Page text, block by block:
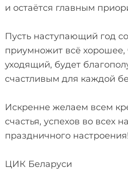
и остаётся главным
Пусть наступающий год
приумножит всё хорошее,
уходящий, будет
счастливым для каждой
Искренне желаем всем
счастья, успехов во всех
праздничного
ЦИК Беларуси